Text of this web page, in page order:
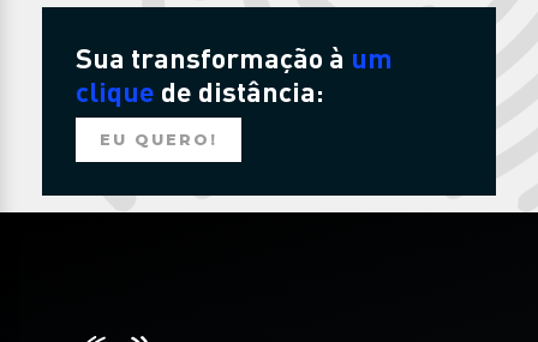
Sua transformação à um
clique de distância:
EU QUERO!